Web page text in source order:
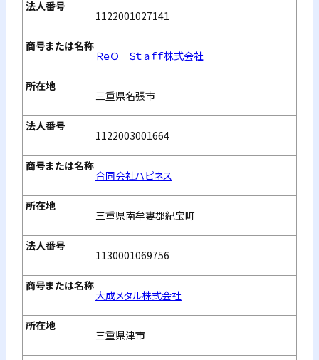
1122001027141
ＲｅＯ Ｓｔａｆｆ株式会社
三重県名張市
1122003001664
合同会社ハピネス
三重県南牟婁郡紀宝町
1130001069756
大成メタル株式会社
三重県津市